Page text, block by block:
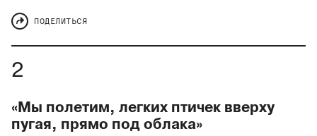
ПОДЕЛИТЬСЯ
«Мы полетим, легких птичек вверху
пугая, прямо под облака»